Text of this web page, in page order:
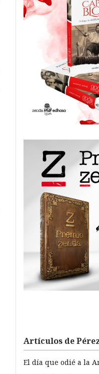
Artículos de
El día que odié a la